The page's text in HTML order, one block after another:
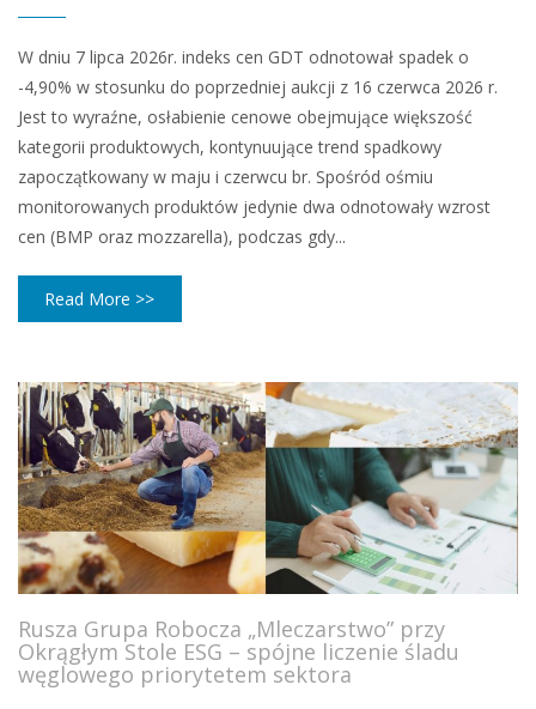
W dniu 7 lipca 2026r. indeks cen GDT odnotował spadek o
-4,90% w stosunku do poprzedniej aukcji z 16 czerwca 2026 r.
Jest to wyraźne, osłabienie cenowe obejmujące większość
kategorii produktowych, kontynuujące trend spadkowy
zapoczątkowany w maju i czerwcu br. Spośród ośmiu
monitorowanych produktów jedynie dwa odnotowały wzrost
cen (BMP oraz mozzarella), podczas gdy...
Read More >>
Rusza Grupa Robocza „Mleczarstwo” przy
Okrągłym Stole ESG – spójne liczenie śladu
węglowego priorytetem sektora